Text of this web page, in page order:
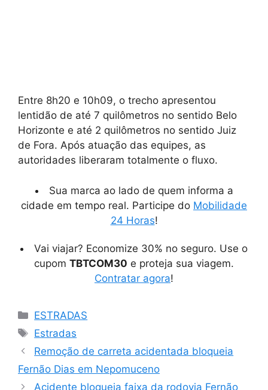
Entre 8h20 e 10h09, o trecho apresentou
lentidão de até 7 quilômetros no sentido Belo
Horizonte e até 2 quilômetros no sentido Juiz
de Fora. Após atuação das equipes, as
autoridades liberaram totalmente o fluxo.
Sua marca ao lado de quem informa a
cidade em tempo real. Participe do Mobilidade
24 Horas!
Vai viajar? Economize 30% no seguro. Use o
cupom TBTCOM30 e proteja sua viagem.
Contratar agora!
Categorias
ESTRADAS
Tags
Estradas
Remoção de carreta acidentada bloqueia
Fernão Dias em Nepomuceno
Acidente bloqueia faixa da rodovia Fernão